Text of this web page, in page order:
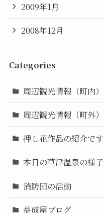
2009年1月
2008年12月
Categories
周辺観光情報（町内）
周辺観光情報（町外）
押し花作品の紹介です
本日の草津温泉の様子
消防団の活動
益成屋ブログ